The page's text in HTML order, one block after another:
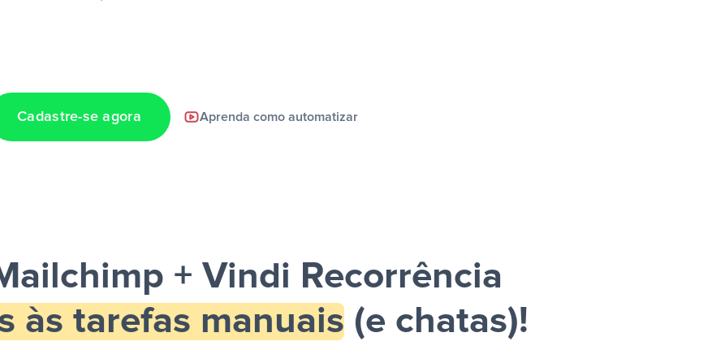
notificação ser
Cadastre-se agora Aprenda como automatizar
+ Vindi Recorrência
às tarefas manuais (e chatas)!